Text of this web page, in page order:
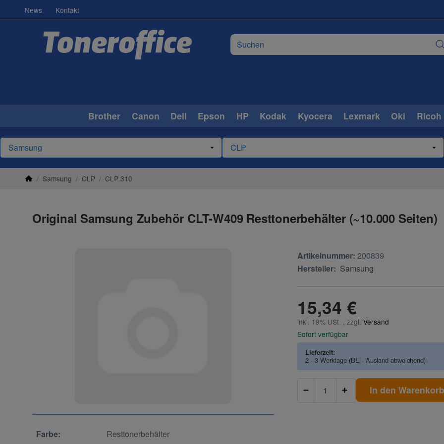
News Kontakt
Brother Canon Dell Epson HP Kodak Kyocera Lexmark Oki Ricoh
/ Samsung / CLP / CLP 310
Original Samsung Zubehör CLT-W409 Resttonerbehälter (~10.000 Seiten)
Farbe: Resttonerbehälter
Artikelnummer: 200839
Hersteller: Samsung
15,34 €
inkl. 19% USt. , zzgl.Versand
Sofort verfügbar
Lieferzeit:
2 - 3 Werktage (DE - Ausland abweichend)
In den